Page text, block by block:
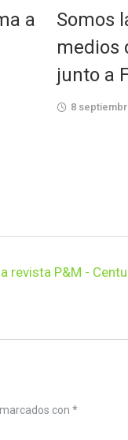
a
Somos
medios
junto a
8
revista P&M -
con *